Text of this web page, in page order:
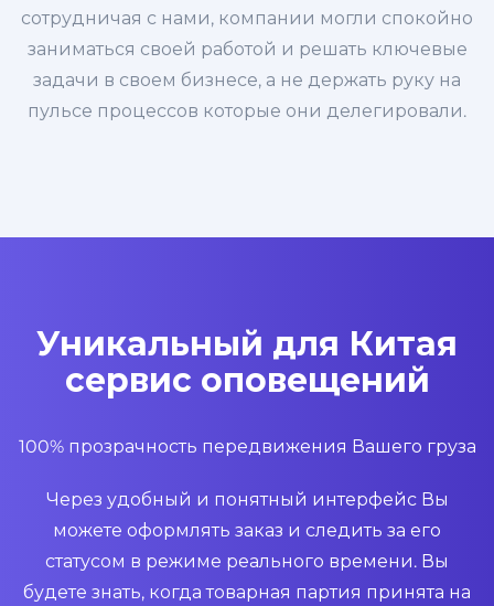
сотрудничая с нами, компании могли спокойно
заниматься своей работой и решать ключевые
задачи в своем бизнесе, а не держать руку на
пульсе процессов которые они делегировали.
Уникальный для Китая
сервис оповещений
100% прозрачность передвижения Вашего груза
Через удобный и понятный интерфейс Вы
можете оформлять заказ и следить за его
статусом в режиме реального времени. Вы
будете знать, когда товарная партия принята на